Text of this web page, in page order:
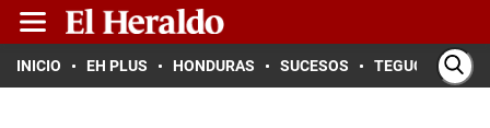
INICIO EH PLUS HONDURAS SUCESOS TEGUCIGALPA